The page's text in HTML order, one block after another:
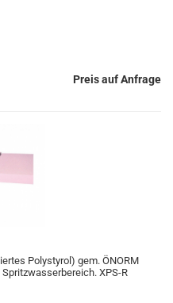
Preis auf Anfrage
Polystyrol) gem. ÖNORM
XPS-R